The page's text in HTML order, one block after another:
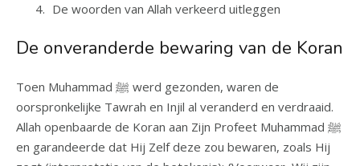
De woorden van Allah verkeerd uitleggen
De onveranderde bewaring van de Koran
Toen Muhammad ﷺ werd gezonden, waren de
oorspronkelijke Tawrah en Injil al veranderd en verdraaid.
Allah openbaarde de Koran aan Zijn Profeet Muhammad ﷺ
en garandeerde dat Hij Zelf deze zou bewaren, zoals Hij